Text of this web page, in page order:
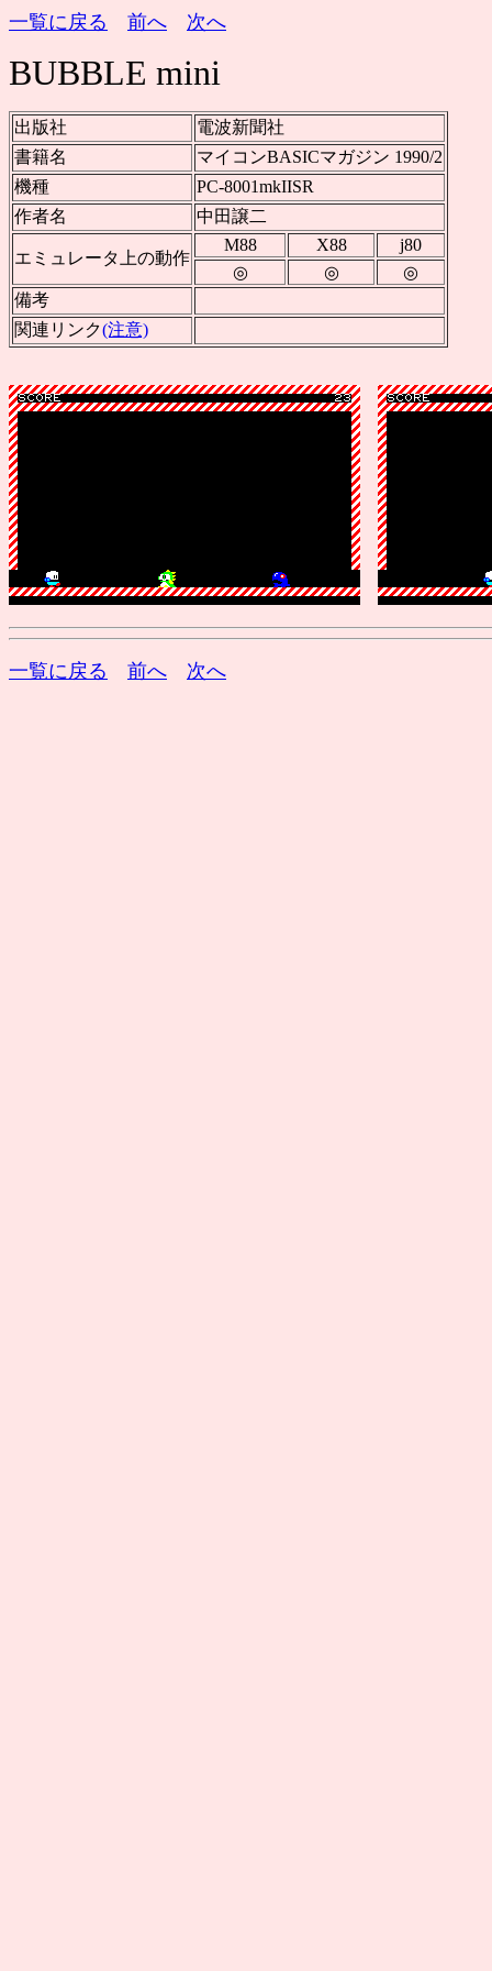
一覧に戻る 前へ 次へ
BUBBLE mini
出版社
電波新聞社
書籍名
マイコンBASICマガジン 1990/2
機種
PC-8001mkIISR
作者名
中田譲二
エミュレータ上の動作
M88 X88
j80
◎
◎
◎
備考
関連リンク(注意)
一覧に戻る 前へ 次へ